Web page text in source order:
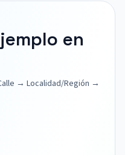
en
→ Localidad/Región →